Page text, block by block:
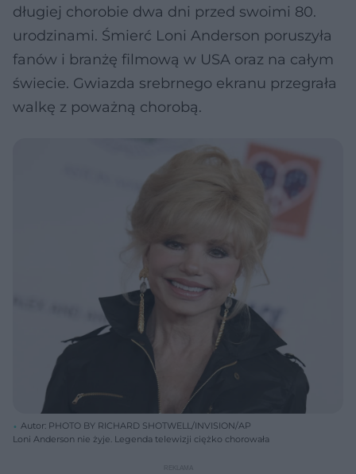
długiej chorobie dwa dni przed swoimi 80.
urodzinami. Śmierć Loni Anderson poruszyła
fanów i branżę filmową w USA oraz na całym
świecie. Gwiazda srebrnego ekranu przegrała
walkę z poważną chorobą.
Autor: PHOTO BY RICHARD SHOTWELL/INVISION/AP
Loni Anderson nie żyje. Legenda telewizji ciężko chorowała